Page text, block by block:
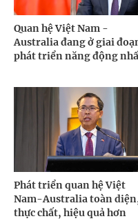
Quan hệ Việt Nam -
Australia đang ở giai
phát triển năng động
Phát triển quan hệ Việt
Nam-Australia toàn
thực chất, hiệu quả hơn